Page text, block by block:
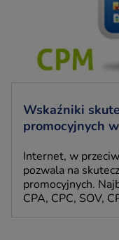
Wskaźniki
promocyjnych
Internet, w
pozwala na
promocyjnych.
CPA, CPC, SOV,